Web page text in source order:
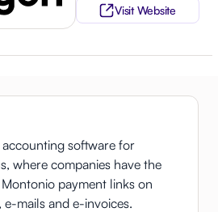
Visit Website
software for
where companies have the
payment links on
e-mails and e-invoices.